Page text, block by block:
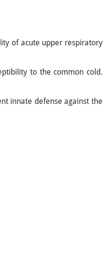
of acute upper respiratory
to the common cold.
innate defense against the